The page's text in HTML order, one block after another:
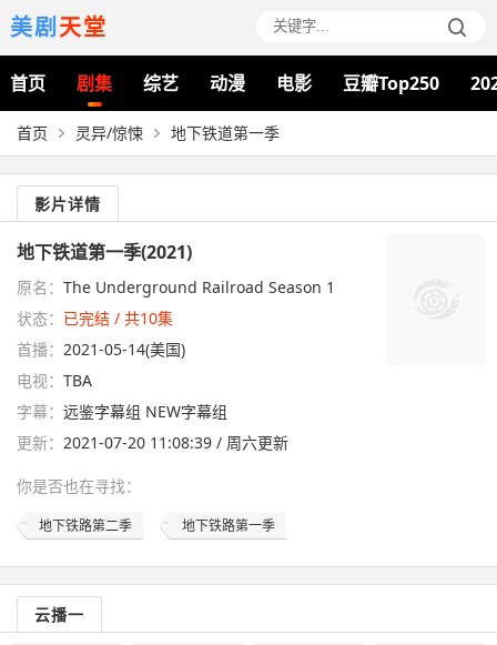
美剧天堂
首页 剧集 综艺 动漫 电影 豆瓣Top250
首页 灵异/惊悚 地下铁道第一季
影片详情
地下铁道第一季(2021)
原名： The Underground Railroad Season 1
状态： 已完结 / 共10集
首播： 2021-05-14(美国)
电视： TBA
字幕： 远鉴字幕组 NEW字幕组
更新： 2021-07-20 11:08:39 / 周六更新
你是否也在寻找：
地下铁路第二季 地下铁路第一季
云播一